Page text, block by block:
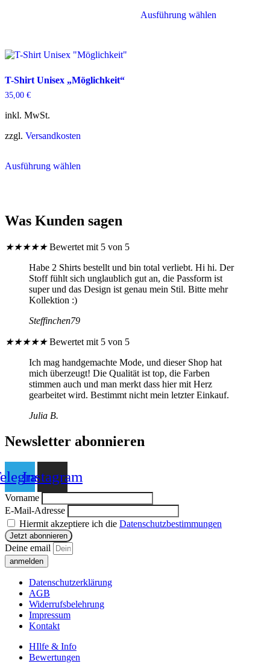
Optionen
auf
Ausführung wählenProdukt
T-Shirt Unisex „Möglichkeit“
35,00 €
inkl. MwSt.
zzgl. Versandkosten
Ausführung wählenProdukt
Die
Optionen
können
auf
der
Produktseite
gewählt
werden
Was Kunden sagen
★★★★★ Bewertet mit 5 von 5
Habe 2 Shirts bestellt und bin total verliebt. Hi hi. Der
Stoff fühlt sich unglaublich gut an, die Passform ist
super und das Design ist genau mein Stil. Bitte mehr
Kollektion :)
Steffinchen79
★★★★★ Bewertet mit 5 von 5
Ich mag handgemachte Mode, und dieser Shop hat
mich überzeugt! Die Qualität ist top, die Farben
stimmen auch und man merkt dass hier mit Herz
gearbeitet wird. Bestimmt nicht mein letzter Einkauf.
Julia B.
Newsletter abonnieren
Instagram
Vorname
E-Mail-Adresse
Hiermit akzeptiere ich die Datenschutzbestimmungen
Deine email
anmelden
Datenschutzerklärung
AGB
Widerrufsbelehrung
Impressum
Kontakt
HIlfe & Info
Bewertungen